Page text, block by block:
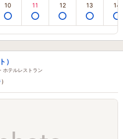
10 11 12 13 14
）
ホテルレストラン
）